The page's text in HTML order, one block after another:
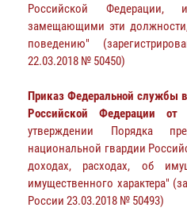
Российской
замещающими эти
поведению"
22.03.2018 № 50450)
Приказ Федеральной службы
Российской Федерации
утверждении Порядка
национальной гвардии
доходах, расходах, об
имущественного характера"
России 23.03.2018 № 50493)